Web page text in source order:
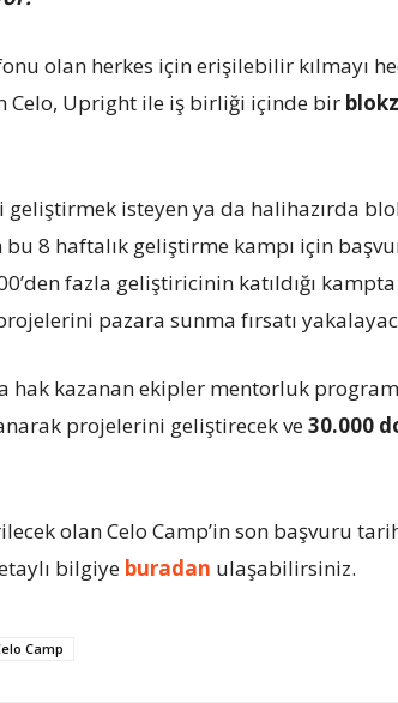
olan herkes için erişilebilir kılmayı
Celo, Upright ile iş birliği içinde bir
isteyen ya da halihazırda
8 haftalık geliştirme kampı için
fazla geliştiricinin katıldığı
pazara sunma fırsatı
hak kazanan ekipler mentorluk
projelerini geliştirecek ve30.000
olan Celo Camp’in son başvuru
bilgiye buradan ulaşabilirsiniz.
Camp